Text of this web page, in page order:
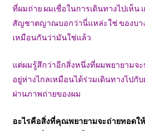
ที่ผมถ่าย ผมเชื่อในการเดินทางไปเห็น
สัญชาตญาณบอกว่านี่แหล่ะใช่ ของบา
เหมือนกันว่ามันใช่แล้ว
แต่ผมรู้สึกว่าอีกสิ่งหนึ่งที่ผมพยายามจ
อยู่ห่างไกลเหมือนได้ร่วมเดินทางไปกั
ผ่านภาพถ่ายของผม
อะไรคือสิ่งที่คุณพยายามจะถ่ายทอดใ